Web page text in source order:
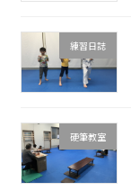
練習日誌
硬筆教室